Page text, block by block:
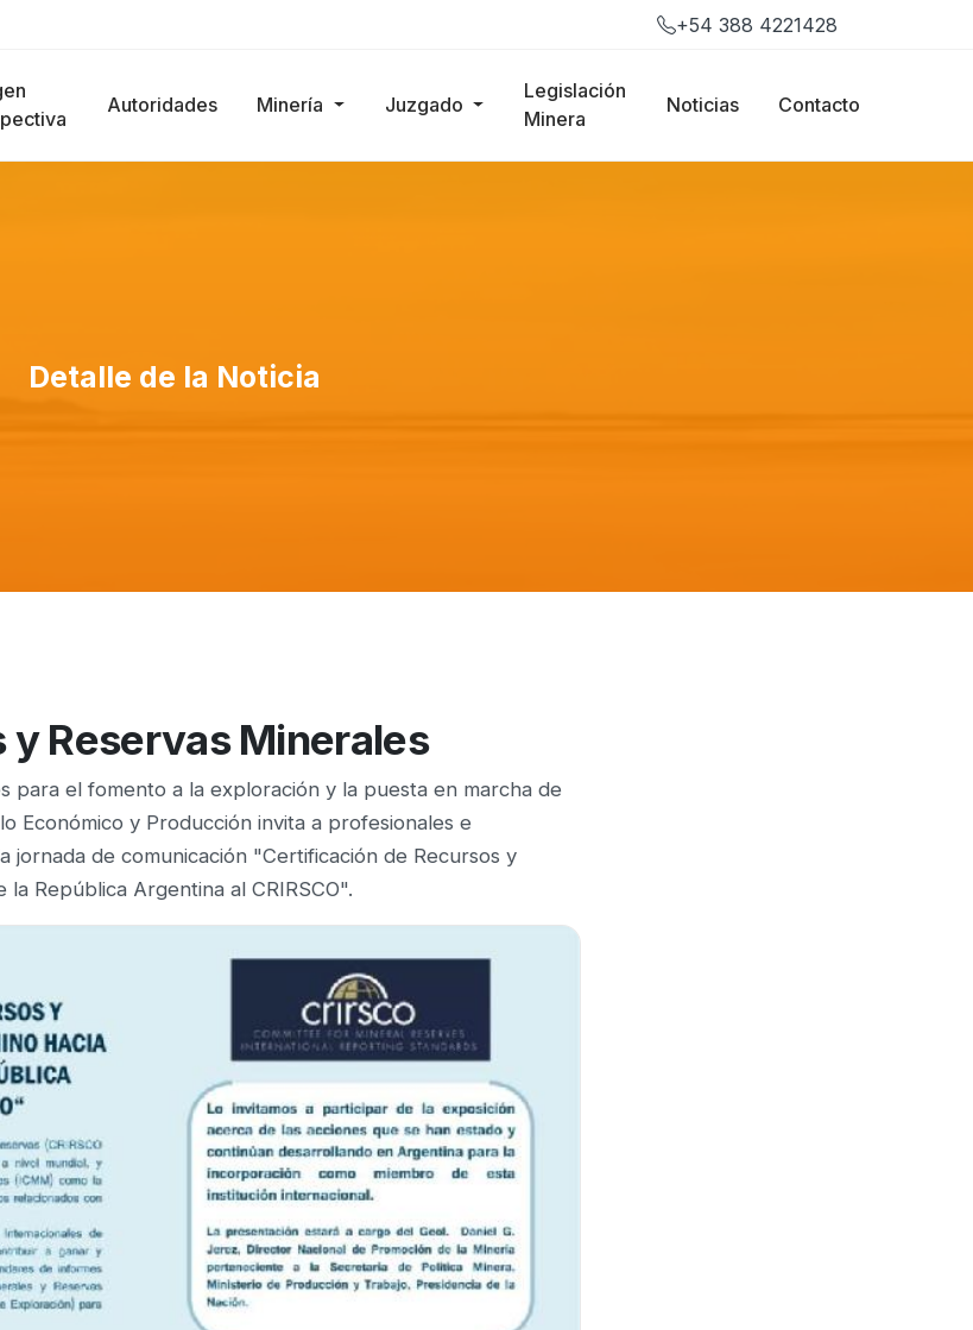
+54 388 4221428
Autoridades Minería Juzgado
Legislación
Minera
Noticias Contacto
Detalle de la Noticia
Reservas Minerales
para el fomento a la exploración y la puesta en marcha de
Económico y Producción invita a profesionales e
de comunicación "Certificación de Recursos y
República Argentina al CRIRSCO".